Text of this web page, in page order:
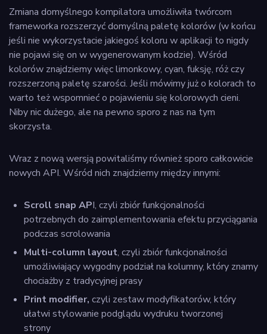
Zmiana domyślnego kompilatora umożliwiła twórcom
frameworka rozszerzyć domyślną paletę kolorów (w końcu
jeśli nie wykorzystacie jakiegoś koloru w aplikacji to nigdy
nie pojawi się on w wygenerowanym kodzie). Wśród
kolorów znajdziemy więc limonkowy, cyan, fuksję, róż czy
rozszerzoną paletę szarości. Jeśli mówimy już o kolorach to
warto też wspomnieć o pojawieniu się kolorowych cieni.
Niby nic dużego, ale na pewno sporo z nas na tym
skorzysta.
Wraz z nową wersją powitaliśmy również sporo całkowicie
nowych API. Wśród nich znajdziemy między innymi:
Scroll snap API, czyli zbiór funkcjonalności
potrzebnych do zaimplementowania efektu przyciągania
podczas scrolowania
Multi-column layout, czyli zbiór funkcjonalności
umożliwiający wygodny podział na kolumny, który znamy
chociażby z tradycyjnej prasy
Print modifier, czyli zestaw modyfikatorów, który
ułatwi stylowanie podglądu wydruku tworzonej
strony